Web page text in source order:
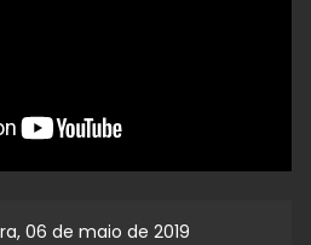
06 de maio de 2019